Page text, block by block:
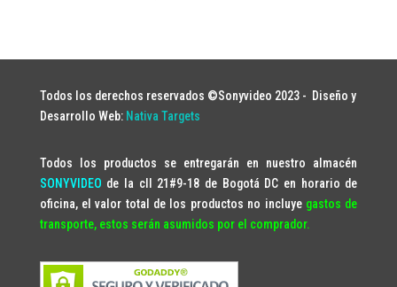
Todos los derechos reservados ©Sonyvideo 2023 - Diseño y
Desarrollo Web: Nativa Targets
Todos los productos se entregarán en nuestro almacén
SONYVIDEO de la cll 21#9-18 de Bogotá DC en horario de
oficina, el valor total de los productos no incluye gastos de
transporte, estos serán asumidos por el comprador.